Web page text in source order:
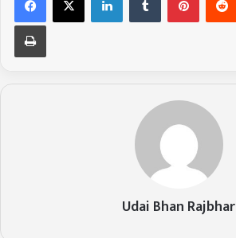
Udai Bhan Rajbhar